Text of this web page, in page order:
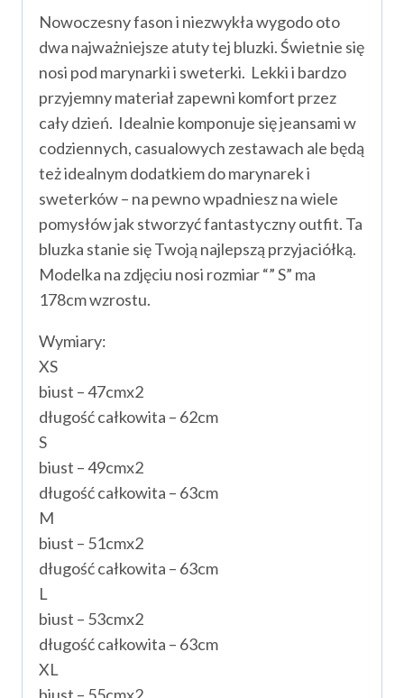
Nowoczesny fason i niezwykła wygodo oto
dwa najważniejsze atuty tej bluzki. Świetnie się
nosi pod marynarki i sweterki. Lekki i bardzo
przyjemny materiał zapewni komfort przez
cały dzień. Idealnie komponuje się jeansami w
codziennych, casualowych zestawach ale będą
też idealnym dodatkiem do marynarek i
sweterków – na pewno wpadniesz na wiele
pomysłów jak stworzyć fantastyczny outfit. Ta
bluzka stanie się Twoją najlepszą przyjaciółką.
Modelka na zdjęciu nosi rozmiar “” S” ma
178cm wzrostu.
Wymiary:
XS
biust – 47cmx2
długość całkowita – 62cm
S
biust – 49cmx2
długość całkowita – 63cm
M
biust – 51cmx2
długość całkowita – 63cm
L
biust – 53cmx2
długość całkowita – 63cm
XL